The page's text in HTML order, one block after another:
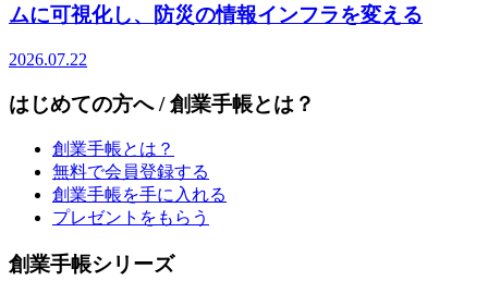
ムに可視化し、防災の情報インフラを変える
2026.07.22
はじめての方へ / 創業手帳とは？
創業手帳とは？
無料で会員登録する
創業手帳を手に入れる
プレゼントをもらう
創業手帳シリーズ